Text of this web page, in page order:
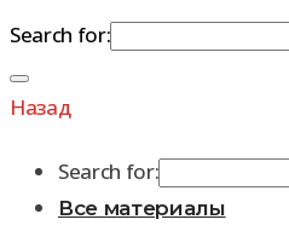
Search for:
Перейти
к
Назад
Search for:
Все материалы